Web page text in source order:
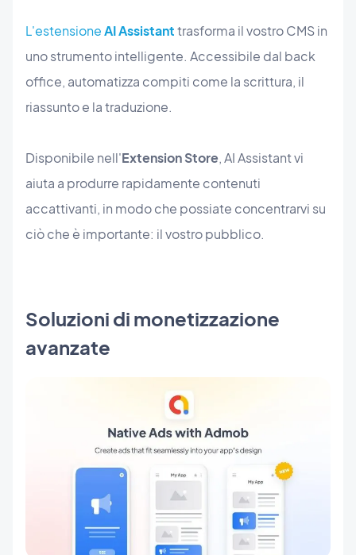
L'estensioneAI Assistanttrasforma il vostro CMS in
uno strumento intelligente. Accessibile dal back
office, automatizza compiti come la scrittura, il
riassunto e la traduzione.
Disponibile nell'Extension Store, AI Assistant vi
aiuta a produrre rapidamente contenuti
accattivanti, in modo che possiate concentrarvi su
ciò che è importante: il vostro pubblico.
Soluzioni di monetizzazione
avanzate